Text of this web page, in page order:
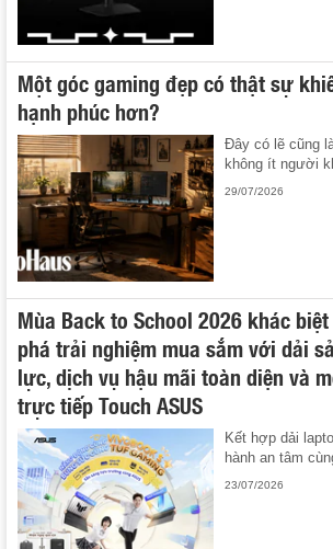
Một góc gaming đẹp có thật sự
hạnh phúc hơn?
Đây có lẽ cũng
không ít người
29/07/2026
Mùa Back to School 2026 khác
phá trải nghiệm mua sắm với dải
lực, dịch vụ hậu mãi toàn diện và
trực tiếp Touch ASUS
Kết hợp dải
hành an tâm
23/07/2026